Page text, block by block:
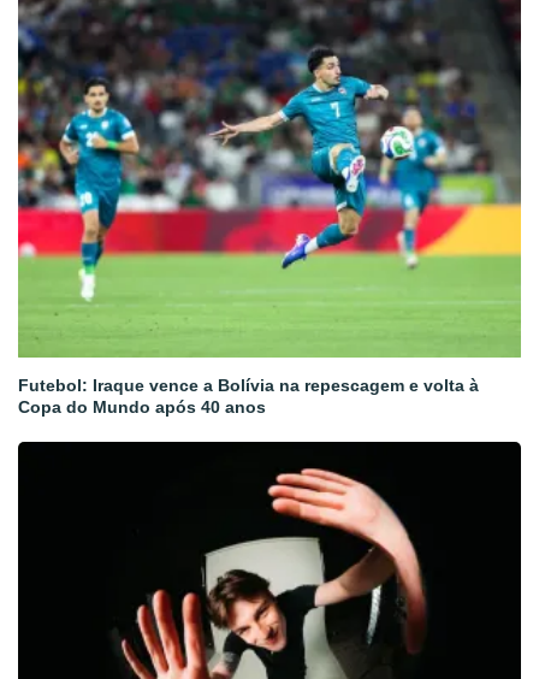
Futebol: Iraque vence a Bolívia na repescagem e volta à
Copa do Mundo após 40 anos